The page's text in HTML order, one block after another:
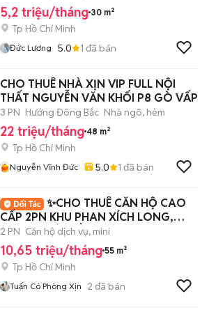
5,2 triệu/tháng 30 m²
Tp Hồ Chí Minh
Đức Lương 5.0 1 đã bán
CHO THUÊ NHÀ XỊN VIP FULL NỘI
THẤT NGUYỄN VĂN KHỐI P8 GÒ VẤP
3 PN Hướng Đông Bắc Nhà ngõ, hẻm
22 triệu/tháng 48 m²
Tp Hồ Chí Minh
Nguyễn Vĩnh Đức 5.0 1 đã bán
✨️CHO THUÊ CĂN HỘ CAO
CẤP 2PN KHU PHAN XÍCH LONG,
THANG MÁY, HẦM XE✨️
2 PN Căn hộ dịch vụ, mini
10,65 triệu/tháng 55 m²
Tp Hồ Chí Minh
Tuấn Có Phòng Xịn 2 đã bán